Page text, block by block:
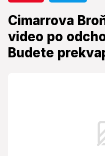
Cimarrova
video po
Budete
Cimarrova
video po
Budete